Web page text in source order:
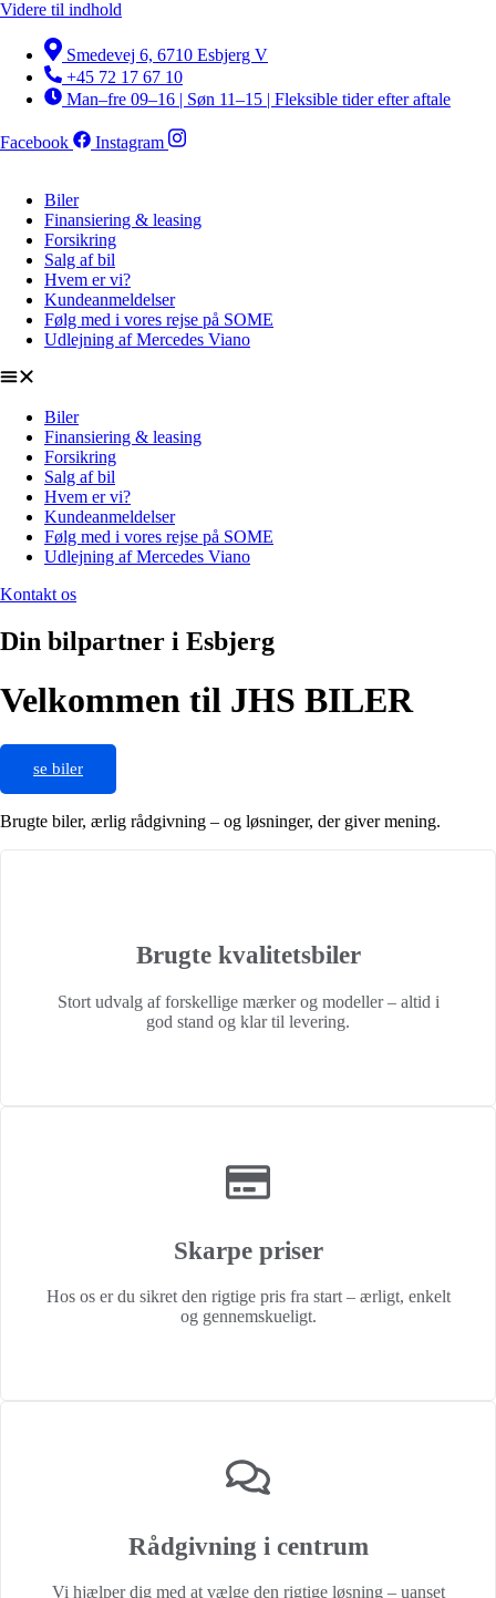
Videre til indhold
Smedevej 6, 6710 Esbjerg V
+45 72 17 67 10
Man–fre 09–16 | Søn 11–15 | Fleksible tider efter aftale
Facebook Instagram
Biler
Finansiering & leasing
Forsikring
Salg af bil
Hvem er vi?
Kundeanmeldelser
Følg med i vores rejse på SOME
Udlejning af Mercedes Viano
Biler
Finansiering & leasing
Forsikring
Salg af bil
Hvem er vi?
Kundeanmeldelser
Følg med i vores rejse på SOME
Udlejning af Mercedes Viano
Kontakt os
Din bilpartner i Esbjerg
Velkommen til JHS BILER
se biler
Brugte biler, ærlig rådgivning – og løsninger, der giver mening.
Brugte kvalitetsbiler
Stort udvalg af forskellige mærker og modeller – altid i
god stand og klar til levering.
Skarpe priser
Hos os er du sikret den rigtige pris fra start – ærligt, enkelt
og gennemskueligt.
Rådgivning i centrum
Vi hjælper dig med at vælge den rigtige løsning – uanset